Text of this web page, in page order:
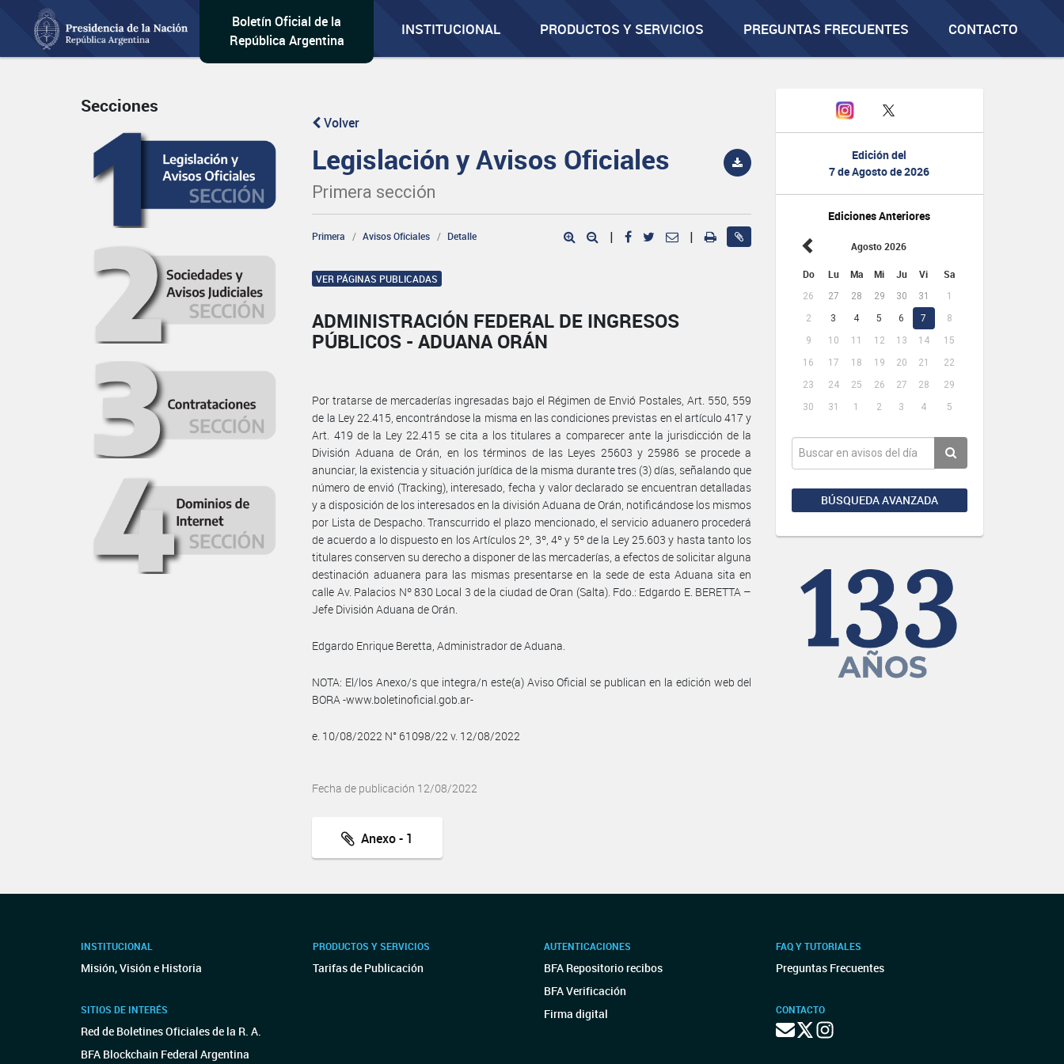
Boletín Oficial de la
República Argentina
INSTITUCIONAL PRODUCTOS Y SERVICIOS PREGUNTAS FRECUENTES CONTACTO
Edición del
7 de Agosto de 2026
Ediciones Anteriores
Agosto 2026
Do Lu Ma Mi Ju Vi Sa
26 27 28 29 30 31
1
2
3 4 5 6 7
8
9
10 11 12 13 14
15
16
17 18 19 20 21
22
23
24 25 26 27 28
29
30
31 1 2 3 4 5
BÚSQUEDA AVANZADA
Secciones
Volver
Legislación y Avisos Oficiales
Primera sección
Primera Avisos Oficiales Detalle | |
VER PÁGINAS PUBLICADAS
ADMINISTRACIÓN FEDERAL DE INGRESOS
PÚBLICOS - ADUANA ORÁN
Por tratarse de mercaderías ingresadas bajo el Régimen de Envió Postales, Art. 550, 559
de la Ley 22.415, encontrándose la misma en las condiciones previstas en el artículo 417 y
Art. 419 de la Ley 22.415 se cita a los titulares a comparecer ante la jurisdicción de la
División Aduana de Orán, en los términos de las Leyes 25603 y 25986 se procede a
anunciar, la existencia y situación jurídica de la misma durante tres (3) días, señalando que
número de envió (Tracking), interesado, fecha y valor declarado se encuentran detalladas
y a disposición de los interesados en la división Aduana de Orán, notificándose los mismos
por Lista de Despacho. Transcurrido el plazo mencionado, el servicio aduanero procederá
de acuerdo a lo dispuesto en los Artículos 2º, 3º, 4º y 5º de la Ley 25.603 y hasta tanto los
titulares conserven su derecho a disponer de las mercaderías, a efectos de solicitar alguna
destinación aduanera para las mismas presentarse en la sede de esta Aduana sita en
calle Av. Palacios Nº 830 Local 3 de la ciudad de Oran (Salta). Fdo.: Edgardo E. BERETTA –
Jefe División Aduana de Orán.
Edgardo Enrique Beretta, Administrador de Aduana.
NOTA: El/los Anexo/s que integra/n este(a) Aviso Oficial se publican en la edición web del
BORA -www.boletinoficial.gob.ar-
e. 10/08/2022 N° 61098/22 v. 12/08/2022
Fecha de publicación 12/08/2022
Anexo - 1
INSTITUCIONAL
Misión, Visión e Historia
SITIOS DE INTERÉS
Red de Boletines Oficiales de la R. A.
BFA Blockchain Federal Argentina
PRODUCTOS Y SERVICIOS
Tarifas de Publicación
AUTENTICACIONES
BFA Repositorio recibos
BFA Verificación
Firma digital
FAQ Y TUTORIALES
Preguntas Frecuentes
CONTACTO